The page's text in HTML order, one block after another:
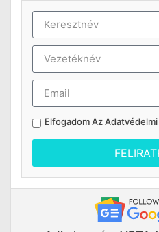
Elfogadom Az